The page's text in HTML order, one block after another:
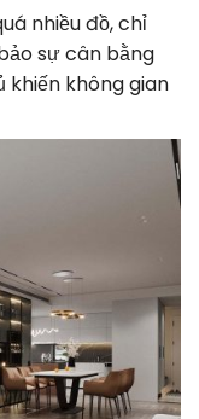
nhiều đồ, chỉ
sự cân bằng
khiến không gian